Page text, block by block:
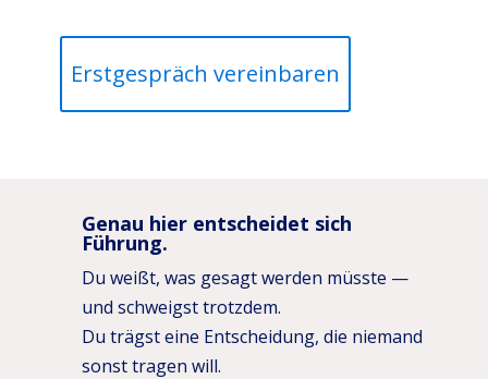
Erstgespräch vereinbaren
Genau hier entscheidet sich
Führung.
Du weißt, was gesagt werden müsste —
und schweigst trotzdem.
Du trägst eine Entscheidung, die niemand
sonst tragen will.